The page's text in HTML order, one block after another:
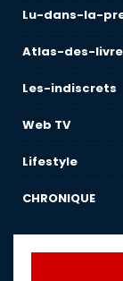
Lu-dans-la-
Atlas-des-
Les-indiscrets
Web TV
Lifestyle
CHRONIQUE